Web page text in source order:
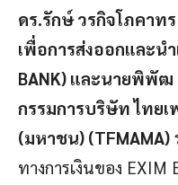
ดร.รักษ์ วรกิจโภคาท
เพื่อการส่งออกและน
BANK) และนายพิพัฒ
กรรมการบริษัท ไทย
(มหาชน) (TFMAMA)
ทางการเงินของ EXIM